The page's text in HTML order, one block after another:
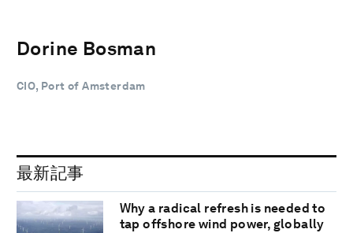
Dorine Bosman
CIO, Port of Amsterdam
最新記事
Why a radical refresh is needed to
tap offshore wind power, globally